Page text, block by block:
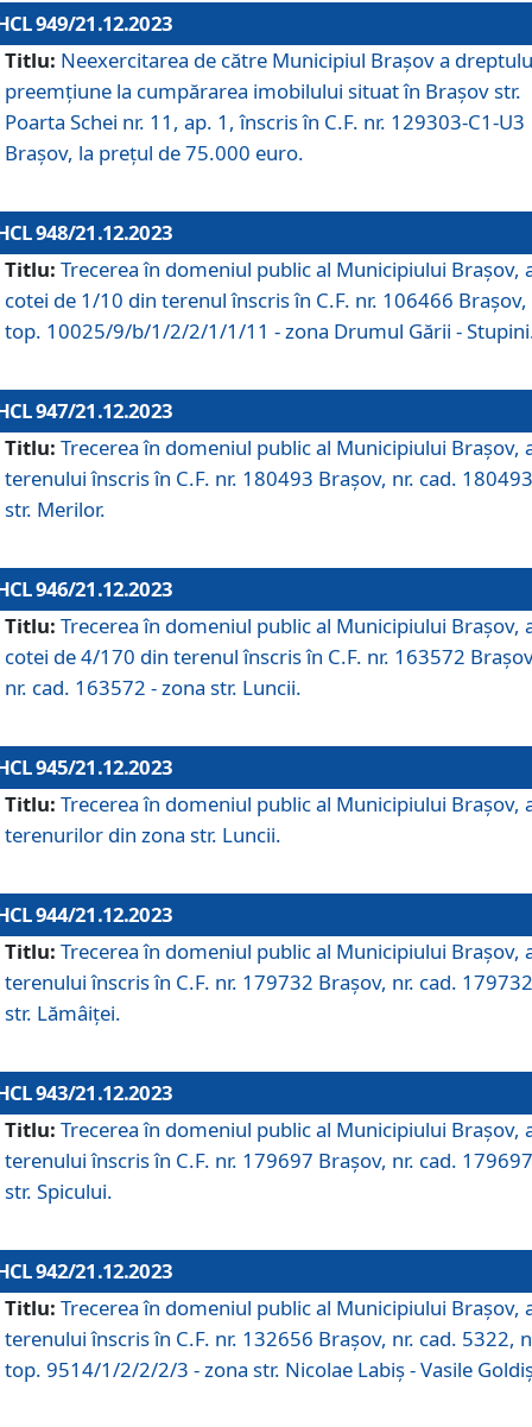
949/21.12.2023
Titlu: Neexercitarea de către Municipiul Brașov a
preemțiune la cumpărarea imobilului situat în Brașov str.
Poarta Schei nr. 11, ap. 1, înscris în C.F. nr. 129303-C1-U3
Brașov, la prețul de 75.000 euro.
948/21.12.2023
Titlu: Trecerea în domeniul public al Municipiului Braşov,
cotei de 1/10 din terenul înscris în C.F. nr. 106466 Brașov,
top. 10025/9/b/1/2/2/1/1/11 - zona Drumul Gării -
947/21.12.2023
Titlu: Trecerea în domeniul public al Municipiului Braşov,
terenului înscris în C.F. nr. 180493 Brașov, nr. cad.
str. Merilor.
946/21.12.2023
Titlu: Trecerea în domeniul public al Municipiului Braşov,
cotei de 4/170 din terenul înscris în C.F. nr. 163572
nr. cad. 163572 - zona str. Luncii.
945/21.12.2023
Titlu: Trecerea în domeniul public al Municipiului Braşov,
terenurilor din zona str. Luncii.
944/21.12.2023
Titlu: Trecerea în domeniul public al Municipiului Braşov,
terenului înscris în C.F. nr. 179732 Brașov, nr. cad.
str. Lămâiței.
943/21.12.2023
Titlu: Trecerea în domeniul public al Municipiului Braşov,
terenului înscris în C.F. nr. 179697 Brașov, nr. cad.
str. Spicului.
942/21.12.2023
Titlu: Trecerea în domeniul public al Municipiului Braşov,
terenului înscris în C.F. nr. 132656 Brașov, nr. cad. 5322,
top. 9514/1/2/2/2/3 - zona str. Nicolae Labiș - Vasile